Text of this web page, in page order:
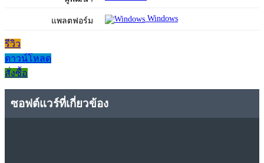
แพลตฟอร์ม Windows
รีวิว
ดาวน์โหลด
สั่งซื้อ
ซอฟต์แวร์ที่เกี่ยวข้อง